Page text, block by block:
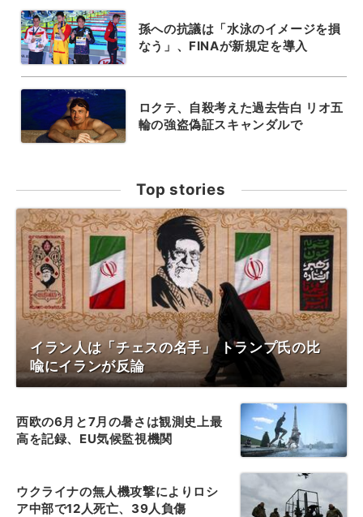
孫への抗議は「水泳のイメージを損
なう」、FINAが新規定を導入
ロクテ、自殺考えた過去告白 リオ五
輪の強盗偽証スキャンダルで
Top stories
イラン人は「チェスの名手」 トランプ氏の比
喩にイランが反論
西欧の6月と7月の暑さは観測史上最
高を記録、EU気候監視機関
ウクライナの無人機攻撃によりロシ
ア中部で12人死亡、39人負傷